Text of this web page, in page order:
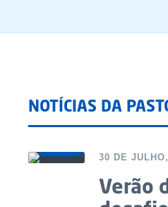
NOTÍCIAS DA
30 DE
Verão